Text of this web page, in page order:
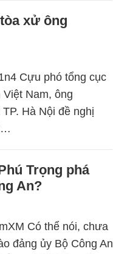
xử ông
Cựu phó tổng cục
Nam, ông
Hà Nội đề nghị
Trọng phá
An?
Có thể nói, chưa
đảng ủy Bộ Công An